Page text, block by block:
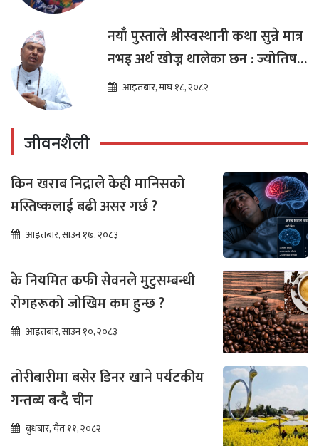
नयाँ पुस्ताले श्रीस्वस्थानी कथा सुन्ने मात्र
नभइ अर्थ खोज्न थालेका छन : ज्योतिष
तारा लोचन न्यौपाने
आइतबार, माघ १८, २०८२
जीवनशैली
किन खराब निद्राले केही मानिसको
मस्तिष्कलाई बढी असर गर्छ ?
आइतबार, साउन १७, २०८३
के नियमित कफी सेवनले मुटुसम्बन्धी
रोगहरूको जोखिम कम हुन्छ ?
आइतबार, साउन १०, २०८३
तोरीबारीमा बसेर डिनर खाने पर्यटकीय
गन्तब्य बन्दै चीन
बुधबार, चैत ११, २०८२